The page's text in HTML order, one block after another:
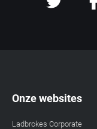
Onze websites
Ladbrokes Corporate